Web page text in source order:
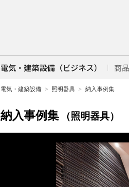
電気・建築設備（ビジネス） 商
電気・建築設備 照明器具 納入事例集
納入事例集 （照明器具）